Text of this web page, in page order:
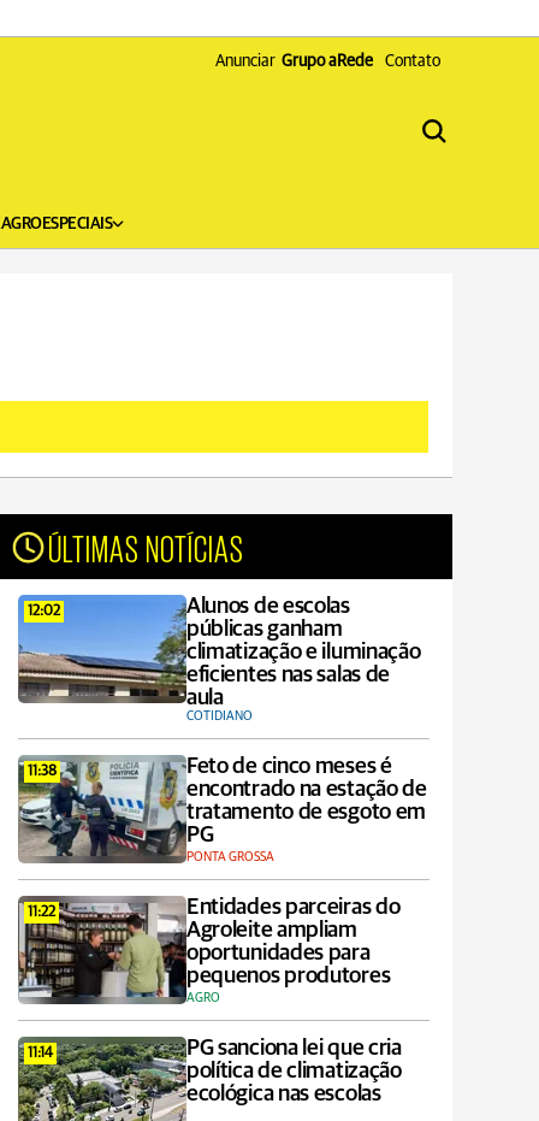
Anunciar Grupo aRede Contato
AGROESPECIAIS
ÚLTIMAS NOTÍCIAS
12:02
Alunos de escolas
públicas ganham
climatização e iluminação
eficientes nas salas de
aula
COTIDIANO
11:38
Feto de cinco meses é
encontrado na estação de
tratamento de esgoto em
PG
PONTA GROSSA
11:22
Entidades parceiras do
Agroleite ampliam
oportunidades para
pequenos produtores
AGRO
11:14
PG sanciona lei que cria
política de climatização
ecológica nas escolas